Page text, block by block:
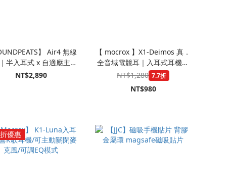
】 Air4 無線
半入耳式 x 自適應主動
x aptX™ Lossless 高音質
NT$2,890
【 mocrox 】X1-Deimos 真．
全音域電競耳｜入耳式耳機｜
3.5mm
NT$1,280 7.7折
NT$980
優惠